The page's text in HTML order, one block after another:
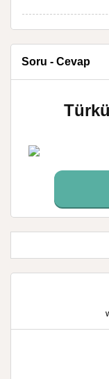
Soru - Cevap